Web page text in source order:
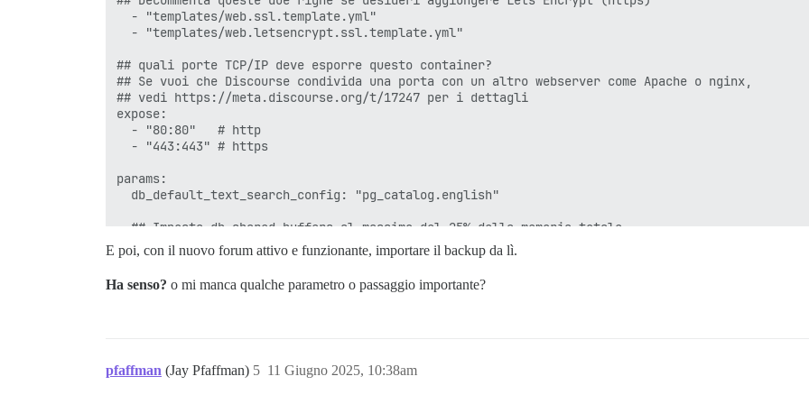
FALLITO
--------------------
Pups::ExecError: DEBIAN_FRONTEND=noninteractive apt-get purge -y postgresql-15 postgresql-client-15 postgresql-
Posizione dell'errore: /usr/local/lib/ruby/gems/3.3.0/gems/pups-1.2.1/lib/pups/
exec non riuscito con i parametri "DEBIAN_FRONTEND=noninteractive apt-get purge -y
bootstrap non riuscito con codice di uscita 100
** AVVIO NON RIUSCITO ** scorrere verso l'alto e cercare messaggi di errore precedenti,
./discourse-doctor può aiutare a diagnosticare il problema.
  - "templates/web.ssl.template.yml"
  - "templates/web.letsencrypt.ssl.template.yml"
## quali porte TCP/IP deve esporre questo container?
## Se vuoi che Discourse condivida una porta con un altro webserver come Apache o nginx,
## vedi https://meta.discourse.org/t/17247 per i dettagli
expose:
  - "80:80"   # http
  - "443:443" # https
params:
  db_default_text_search_config: "pg_catalog.english"
  ## Imposta db_shared_buffers al massimo del 25% della memoria totale.
## verrà impostato automaticamente da bootstrap in base alla RAM rilevata, o puoi
  db_shared_buffers: "1024MB"
## può migliorare le prestazioni di ordinamento, ma aumenta l'utilizzo della memoria per
E poi, con il nuovo forum attivo e funzionante, importare il backup da lì.
Ha senso? o mi manca qualche parametro o passaggio importante?
pfaffman (Jay Pfaffman) 11 Giugno 2025, 10:38am
5